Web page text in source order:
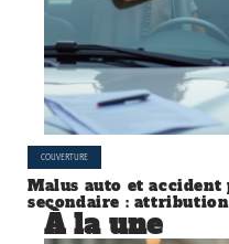
COUVERTURE
Malus auto et accident
secondaire :
À la une